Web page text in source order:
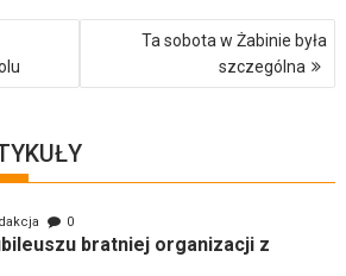
Ta sobota w Żabinie była
szczególna
0
bratniej organizacji z